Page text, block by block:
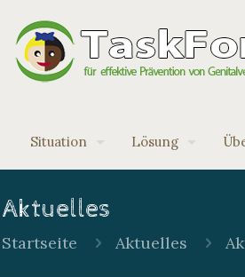
Situation Lösung
Aktuelles
Startseite Aktuelles